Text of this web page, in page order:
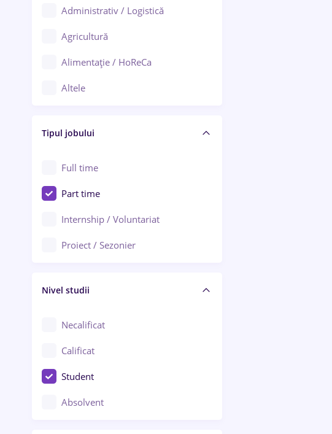
Ploiești
Arad
Baia Mare
Bârlad
Bistrița (Bistrița-Năsăud)
Administrativ / Logistică
Agricultură
Alimentație / HoReCa
Altele
Asigurări
Au pair / Babysitter / Curățenie
Audit / Consultanță
Auto / Echipamente
Automatizări
Cercetare - dezvoltare
Chimie / Biochimie
Confecții / Design vestimentar
Construcții / Instalații
Controlul calității
Tipul jobului
Full time
Part time
Internship / Voluntariat
Proiect / Sezonier
Nivel studii
Necalificat
Calificat
Student
Absolvent